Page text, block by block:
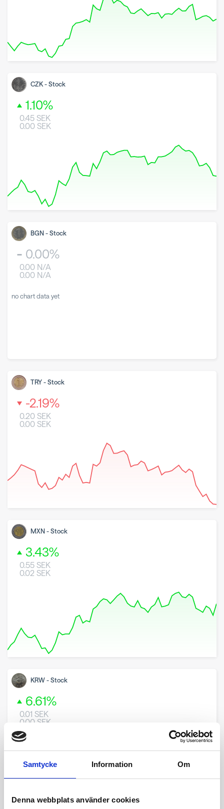
Samtycke Information Om
Denna webbplats använder cookies
CZK - Stock
1.10%
0.45 SEK
0.00 SEK
BGN - Stock
0.00%
0.00 N/A
0.00 N/A
no chart data yet
TRY - Stock
-2.19%
0.20 SEK
0.00 SEK
MXN - Stock
3.43%
0.55 SEK
0.02 SEK
KRW - Stock
6.61%
0.01 SEK
0.00 SEK